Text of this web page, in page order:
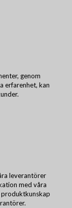
genom
erfarenhet, kan
leverantörer
med våra
produktkunskap